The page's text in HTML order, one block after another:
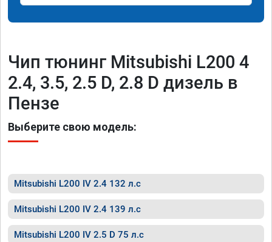
Чип тюнинг Mitsubishi L200 4
2.4, 3.5, 2.5 D, 2.8 D дизель в
Пензе
Выберите свою модель:
Mitsubishi L200 IV 2.4 132 л.с
Mitsubishi L200 IV 2.4 139 л.с
Mitsubishi L200 IV 2.5 D 75 л.с